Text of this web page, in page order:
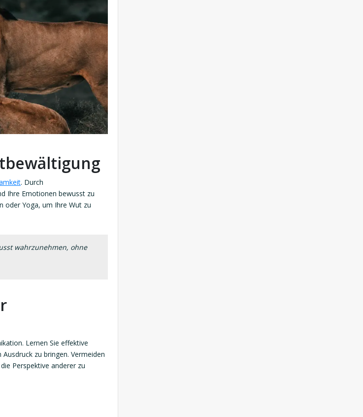
. Durch
Ihre Emotionen bewusst zu
oder Yoga, um Ihre Wut zu
wahrzunehmen, ohne
Lernen Sie effektive
zu bringen. Vermeiden
Perspektive anderer zu